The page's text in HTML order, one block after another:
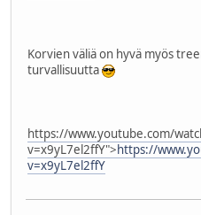
Korvien väliä on hyvä myös
turvallisuutta
https://www.youtube.com/
v=x9yL7el2ffY">https://
v=x9yL7el2ffY